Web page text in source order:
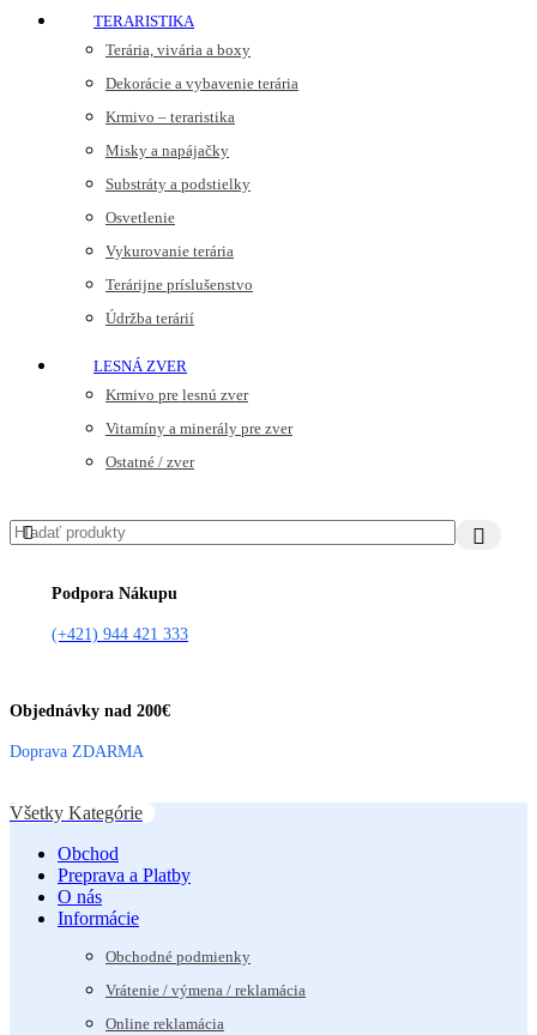
TERARISTIKA
Terária, vivária a boxy
Dekorácie a vybavenie terária
Krmivo – teraristika
Misky a napájačky
Substráty a podstielky
Osvetlenie
Vykurovanie terária
Terárijne príslušenstvo
Údržba terárií
LESNÁ ZVER
Krmivo pre lesnú zver
Vitamíny a minerály pre zver
Ostatné / zver
Podpora Nákupu
(+421) 944 421 333
Objednávky nad 200€
Doprava ZDARMA
Všetky Kategórie
Obchod
Preprava a Platby
O nás
Informácie
Obchodné podmienky
Vrátenie / výmena / reklamácia
Online reklamácia